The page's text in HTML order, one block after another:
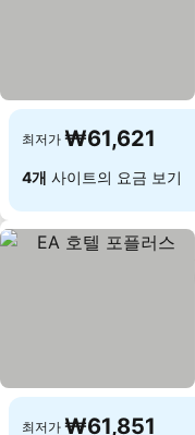
최저가 ₩61,621
4개 사이트의 요금 보기
최저가 ₩61,851